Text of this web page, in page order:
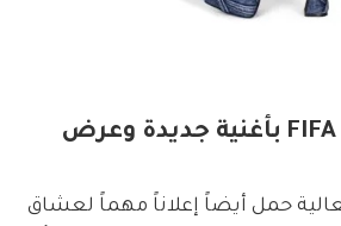
شاكيرا تعود إلى FIFA بأغنية جديدة وعرض
حمل أيضاً إعلاناً مهماً لعشاق